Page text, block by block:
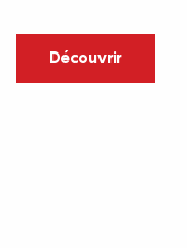
Découvrir